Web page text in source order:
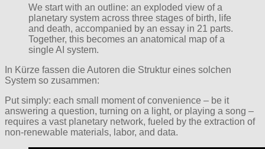
We start with an outline: an exploded view of a
planetary system across three stages of birth, life
and death, accompanied by an essay in 21 parts.
Together, this becomes an anatomical map of a
single AI system.
In Kürze fassen die Autoren die Struktur eines solchen
System so zusammen:
Put simply: each small moment of convenience – be it
answering a question, turning on a light, or playing a song –
requires a vast planetary network, fueled by the extraction of
non-renewable materials, labor, and data.